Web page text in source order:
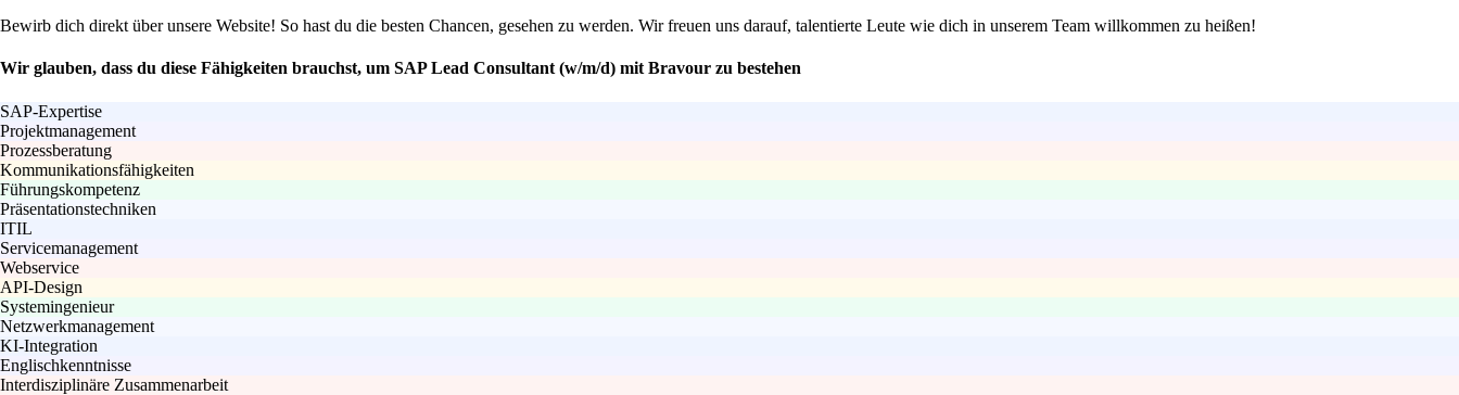
Bewirb dich direkt über unsere Website! So hast du die besten Chancen, gesehen zu werden. Wir freuen uns darauf, talentierte Leute wie dich in unserem Team willkommen zu heißen!
Wir glauben, dass du diese Fähigkeiten brauchst, um SAP Lead Consultant (w/m/d) mit Bravour zu bestehen
SAP-Expertise
Projektmanagement
Prozessberatung
Kommunikationsfähigkeiten
Führungskompetenz
Präsentationstechniken
ITIL
Servicemanagement
Webservice
API-Design
Systemingenieur
Netzwerkmanagement
KI-Integration
Englischkenntnisse
Interdisziplinäre Zusammenarbeit